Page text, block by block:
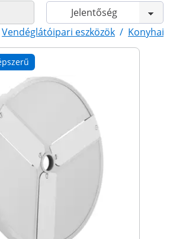
Vendéglátóipari eszközök / Konyhai